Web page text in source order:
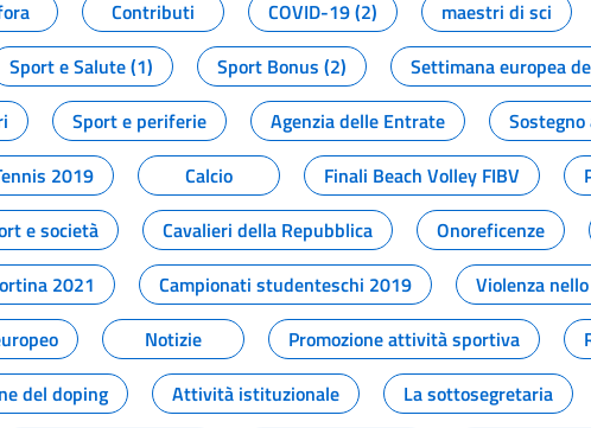
Contributi COVID-19 (2) maestri di sci
Sport e Salute (1) Sport Bonus (2) Settimana europea
Sport e periferie Agenzia delle Entrate
2019 Calcio Finali Beach Volley FIBV
e società Cavalieri della Repubblica Onoreficenze
2021 Campionati studenteschi 2019
Violenza
Notizie Promozione attività sportiva
del doping Attività istituzionale La sottosegretaria